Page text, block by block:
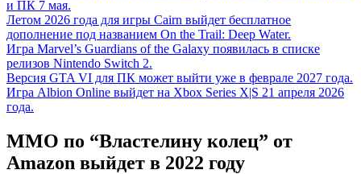
и ПК 7 мая.
Летом 2026 года для игры Cairn выйдет бесплатное
дополнение под названием On the Trail: Deep Water.
Игра Marvel’s Guardians of the Galaxy появилась в списке
релизов Nintendo Switch 2.
Версия GTA VI для ПК может выйти уже в феврале 2027 года.
Игра Albion Online выйдет на Xbox Series X|S 21 апреля 2026
года.
MMO по “Властелину колец” от
Amazon выйдет в 2022 году